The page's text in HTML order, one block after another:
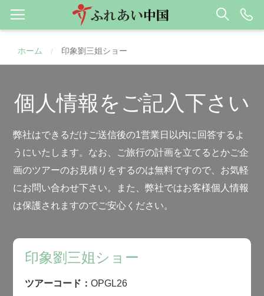
ホーム / 印象劉三姐ショー
個人情報をご記入下さい
弊社はできるだけご送信後の1営業日以内に回答するよ
うにいたします。なお、ご旅行の計画を立てるとかご企
画のツアーのお見積りをするのは無料ですので、お気軽
にお問い合わせ下さい。また、弊社ではお客様個人情報
は保護されますのでご安心ください。
印象劉三姐ショー
ツアーコード：OPGL26